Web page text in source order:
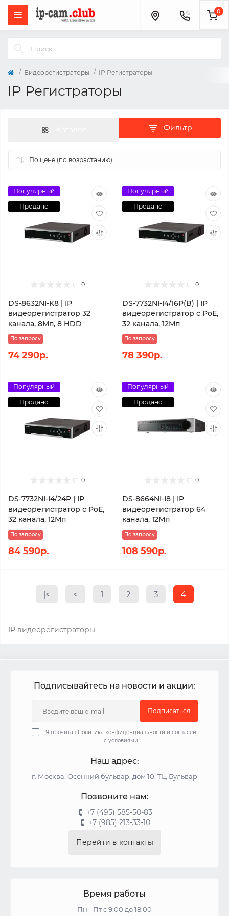
0
Видеорегистраторы IP Регистраторы
IP Регистраторы
Фильтр
Популярный
Продано
0
DS-8632NI-K8 | IP
видеорегистратор 32
канала, 8Мп, 8 HDD
По запросу
74 290р.
Популярный
Продано
0
DS-7732NI-I4/16P(B) | IP
видеорегистратор c PoE,
32 канала, 12Мп
По запросу
78 390р.
Популярный
Продано
0
DS-7732NI-I4/24P | IP
видеорегистратор c PoE,
32 канала, 12Мп
По запросу
84 590р.
Популярный
Продано
0
DS-8664NI-I8 | IP
видеорегистратор 64
канала, 12Мп
По запросу
108 590р.
|< < 1 2 3 4
IP видеорегистраторы
Подписывайтесь на новости и акции:
Подписаться
Я прочитал Политика конфиденциальности и согласен
с условиями
Наш адрес:
г. Москва, Осенний бульвар, дом 10, ТЦ Бульвар
Позвоните нам:
+7 (495) 585-50-83
+7 (985) 213-33-10
Перейти в контакты
Время работы
Пн - Пт с 9:00 до 18:00